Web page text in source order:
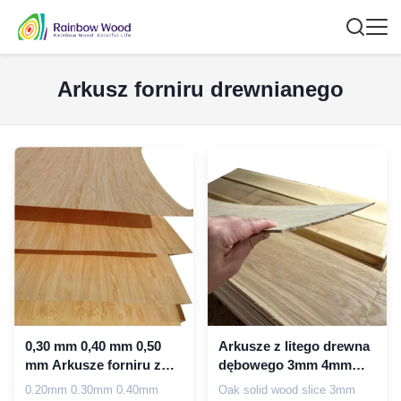
Arkusz forniru drewnianego
0,30 mm 0,40 mm 0,50
mm Arkusze forniru z
cienkiego drewna
0.20mm 0.30mm 0.40mm
Arkusze z litego drewna
dębowego 3mm 4mm
5mm
Oak solid wood slice 3mm